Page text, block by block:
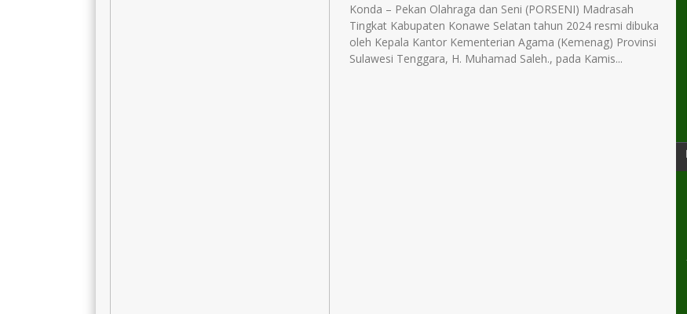
Konda – Pekan Olahraga dan Seni (PORSENI) Madrasah
Tingkat Kabupaten Konawe Selatan tahun 2024 resmi dibuka
oleh Kepala Kantor Kementerian Agama (Kemenag) Provinsi
Sulawesi Tenggara, H. Muhamad Saleh., pada Kamis...